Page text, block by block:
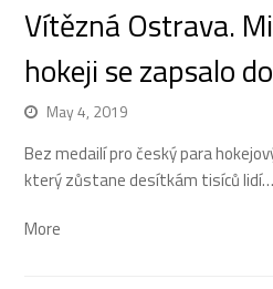
Vítězná Ostrava.
hokeji se zapsalo
May 4, 2019
Bez medailí pro český para
který zůstane desítkám tisíců lidí…
More